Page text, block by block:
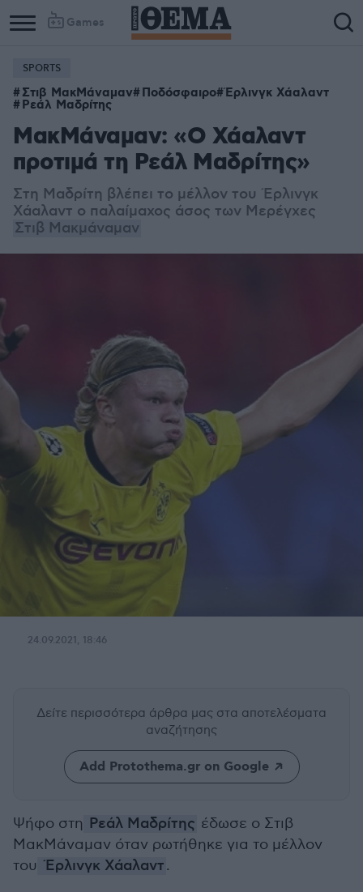
Games
SPORTS
Στιβ ΜακΜάναμαν Ποδόσφαιρο Έρλινγκ Χάαλαντ
Ρεάλ Μαδρίτης
ΜακΜάναμαν: «Ο Χάαλαντ
προτιμά τη Ρεάλ Μαδρίτης»
Στη Μαδρίτη βλέπει το μέλλον του Έρλινγκ
Χάαλαντ ο παλαίμαχος άσος των Μερέγχες
Στιβ Μακμάναμαν
24.09.2021, 18:46
Δείτε περισσότερα άρθρα μας στα αποτελέσματα
αναζήτησης
Add Protothema.gr on Google
Ψήφο στη Ρεάλ Μαδρίτης έδωσε ο Στιβ
ΜακΜάναμαν όταν ρωτήθηκε για το μέλλον
του Έρλινγκ Χάαλαντ.